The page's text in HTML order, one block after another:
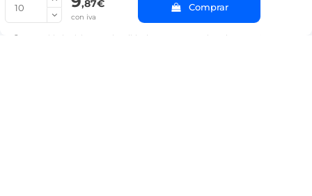
,87€
con iva
Comprar
La cantidad mínima en el pedido de compra para el producto es 10.
Condiciones generales de compra |
Blog